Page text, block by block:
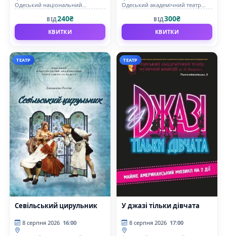
Одеський національний
ВІД240₴
КВИТКИ
Одеський академічний театр
ВІД300₴
КВИТКИ
ТЕАТР
Севільський цирульник
8 серпня 2026 16:00
ТЕАТР
У джазі тільки дівчата
8 серпня 2026 17:00